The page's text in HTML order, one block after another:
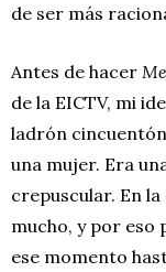
de ser más
Antes de hacer
de la EICTV, mi
ladrón
una mujer. Era
crepuscular. En
mucho, y por eso
ese momento